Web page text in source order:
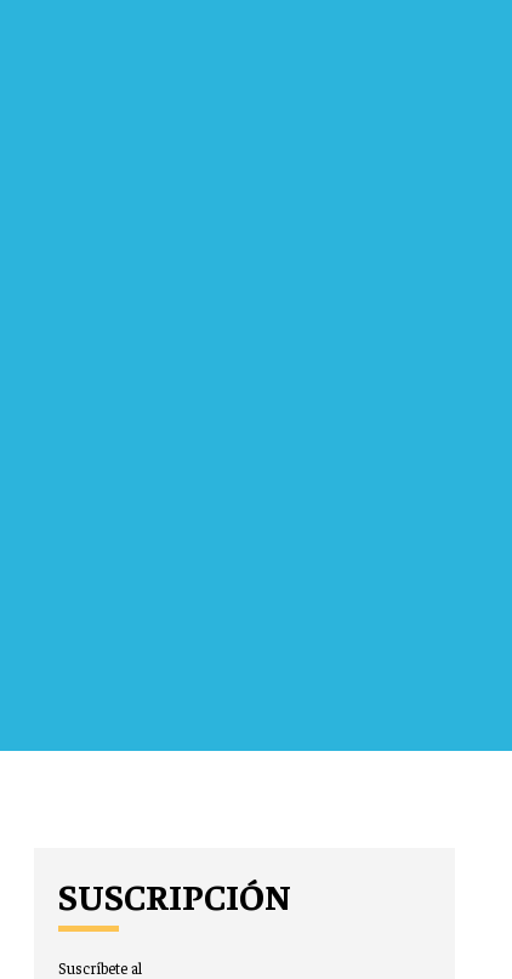
SUSCRIPCIÓN
Suscríbete al